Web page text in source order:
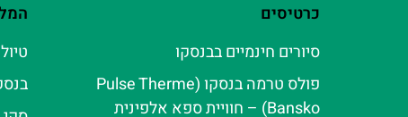
כרטיסים
סיורים חינמיים בבנסקו
פולס טרמה בנסקו (Pulse Therme
Bansko) – חוויית ספא אלפינית